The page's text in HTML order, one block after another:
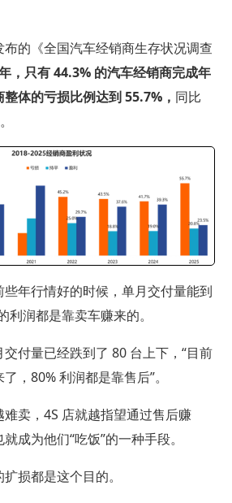
的《全国汽车经销商生存状况调查
，只有 44.3% 的汽车经销商完成年
体的亏损比例达到 55.7%， 同比
年行情好的时候，单月交付量能到
利润都是靠卖车赚来的。
付量已经跌到了 80 台上下，“目前
，80% 利润都是靠售后”。
卖，4S 店就越指望通过售后赚
成为他们“吃饭”的一种手段。
损都是这个目的。